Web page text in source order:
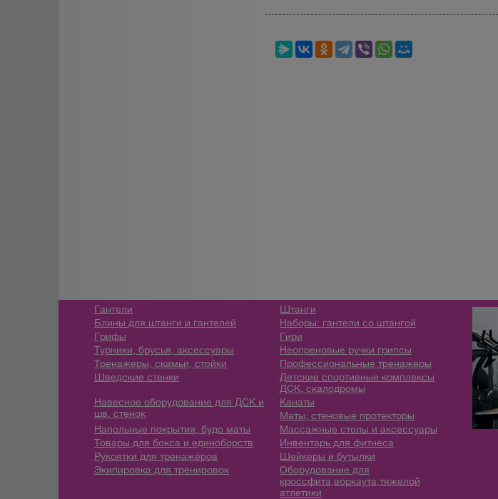
Гантели
Штанги
Блины для штанги и гантелей
Наборы: гантели со штангой
Грифы
Гири
Турники, брусья, аксессуары
Неопреновые ручки грипсы
Тренажеры, скамьи, стойки
Профессиональные тренажеры
Шведские стенки
Детские спортивные комплексы
ДСК, скалодромы
Навесное оборудование для ДСК и
шв. стенок
Канаты
Маты, стеновые протекторы
Напольные покрытия, будо маты
Массажные столы и аксессуары
Товары для бокса и единоборств
Инвентарь для фитнеса
Рукоятки для тренажёров
Шейкеры и бутылки
Экипировка для тренировок
Оборудование для
кроссфита,воркаута,тяжелой
атлетики